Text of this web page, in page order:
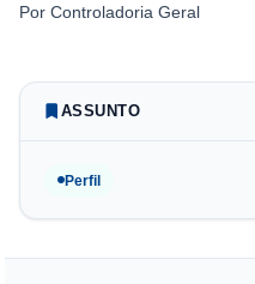
Por Controladoria Geral
ASSUNTO
Perfil